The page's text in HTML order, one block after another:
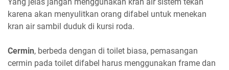
karena akan menyulitkan orang difabel untuk menekan
kran air sambil duduk di kursi roda.
Cermin, berbeda dengan di toilet biasa, pemasangan
cermin pada toilet difabel harus menggunakan frame dan